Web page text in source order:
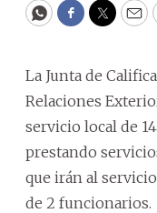
WhatsApp
Facebook
La Junta de
Relaciones
servicio local de
prestando
que irán al
de 2 funcionarios.